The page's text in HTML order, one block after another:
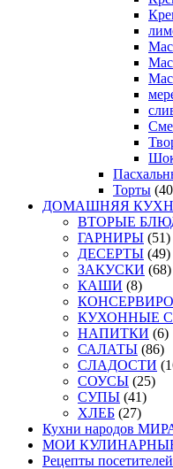
Торты
ДОМАШНЯЯ
ВТОРЫЕ
ГАРНИРЫ (51)
ДЕСЕРТЫ (49)
ЗАКУСКИ (68)
КАШИ (8)
КУХОННЫЕ
НАПИТКИ (6)
САЛАТЫ (86)
СЛАДОСТИ
СОУСЫ (25)
СУПЫ (41)
ХЛЕБ (27)
Кухни народов
МОИ
Рецепты посетителей